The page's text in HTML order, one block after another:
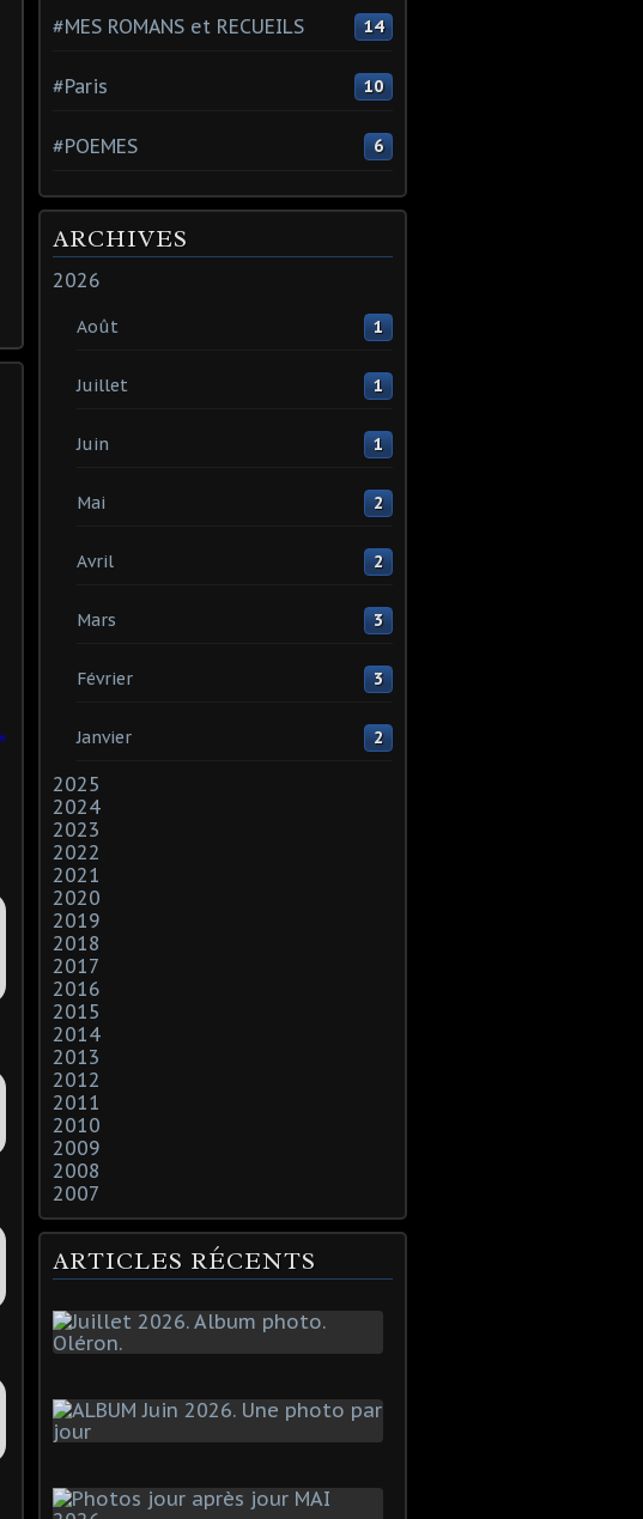
#MES ROMANS et RECUEILS 14
#Paris 10
#POEMES 6
ARCHIVES
2026
Août 1
Juillet 1
Juin 1
Mai 2
Avril 2
Mars 3
Février 3
Janvier 2
2025
2024
2023
2022
2021
2020
2019
2018
2017
2016
2015
2014
2013
2012
2011
2010
2009
2008
2007
ARTICLES RÉCENTS